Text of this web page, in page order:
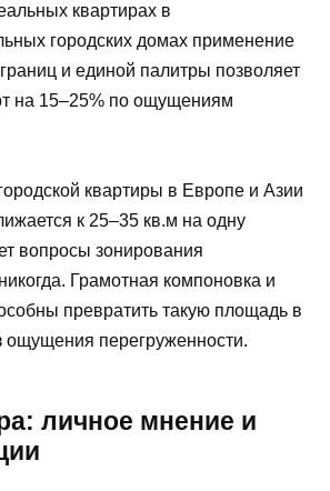
квартирах в
городских домах применение
и единой палитры позволяет
на 15–25% по ощущениям
квартиры в Европе и Азии
к 25–35 кв.м на одну
вопросы зонирования
Грамотная компоновка и
превратить такую площадь в
ощущения перегруженности.
личное мнение и